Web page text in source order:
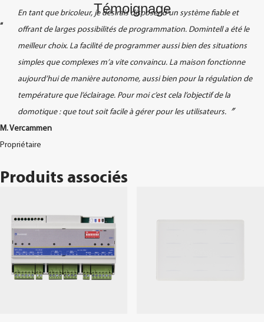
Témoignage
“
En tant que bricoleur, je désirais disposer d’un système fiable et
offrant de larges possibilités de programmation. Domintell a été le
meilleur choix. La facilité de programmer aussi bien des situations
simples que complexes m’a vite convaincu. La maison fonctionne
aujourd’hui de manière autonome, aussi bien pour la régulation de
température que l’éclairage. Pour moi c’est cela l’objectif de la
domotique : que tout soit facile à gérer pour les utilisateurs.〞
M. Vercammen
Propriétaire
Produits associés